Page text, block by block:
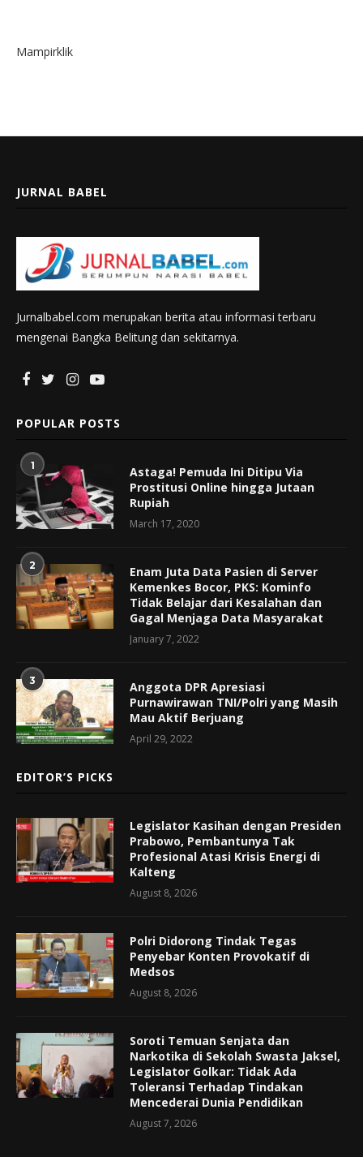
Mampirklik
JURNAL BABEL
Jurnalbabel.com merupakan berita atau informasi terbaru
mengenai Bangka Belitung dan sekitarnya.
POPULAR POSTS
1
Astaga! Pemuda Ini Ditipu Via
Prostitusi Online hingga Jutaan
Rupiah
March 17, 2020
2
Enam Juta Data Pasien di Server
Kemenkes Bocor, PKS: Kominfo
Tidak Belajar dari Kesalahan dan
Gagal Menjaga Data Masyarakat
January 7, 2022
3
Anggota DPR Apresiasi
Purnawirawan TNI/Polri yang Masih
Mau Aktif Berjuang
April 29, 2022
EDITOR’S PICKS
Legislator Kasihan dengan Presiden
Prabowo, Pembantunya Tak
Profesional Atasi Krisis Energi di
Kalteng
August 8, 2026
Polri Didorong Tindak Tegas
Penyebar Konten Provokatif di
Medsos
August 8, 2026
Soroti Temuan Senjata dan
Narkotika di Sekolah Swasta Jaksel,
Legislator Golkar: Tidak Ada
Toleransi Terhadap Tindakan
Mencederai Dunia Pendidikan
August 7, 2026